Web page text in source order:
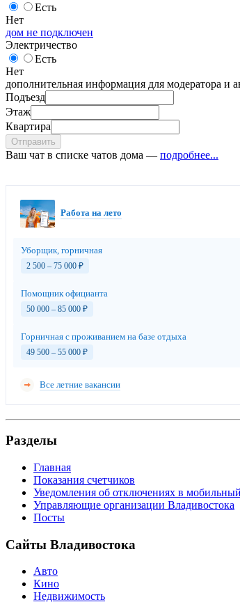
Есть
Нет
дом не подключен
Электричество
Есть
Нет
дополнительная информация для модератора и
Подъезд
Этаж
Квартира
Отправить
Ваш чат в списке чатов дома — подробнее...
Работа на лето
Уборщик, горничная
2 500 – 75 000 ₽
Помощник официанта
50 000 – 85 000 ₽
Горничная с проживанием на базе отдыха
49 500 – 55 000 ₽
Все летние вакансии
Разделы
Главная
Показания счетчиков
Уведомления об отключениях в мобильный
Управляющие организации Владивостока
Посты
Сайты Владивостока
Авто
Кино
Недвижимость